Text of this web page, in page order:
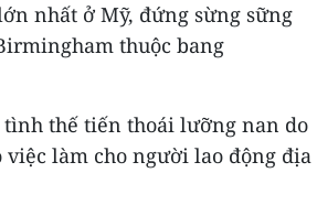
nhất ở Mỹ, đứng sừng sững
thuộc bang
thế tiến thoái lưỡng nan do
làm cho người lao động địa